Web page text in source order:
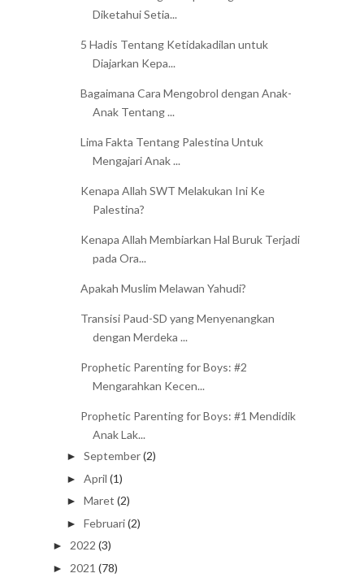
Diketahui Setia...
5 Hadis Tentang Ketidakadilan untuk
Diajarkan Kepa...
Bagaimana Cara Mengobrol dengan Anak-
Anak Tentang ...
Lima Fakta Tentang Palestina Untuk
Mengajari Anak ...
Kenapa Allah SWT Melakukan Ini Ke
Palestina?
Kenapa Allah Membiarkan Hal Buruk Terjadi
pada Ora...
Apakah Muslim Melawan Yahudi?
Transisi Paud-SD yang Menyenangkan
dengan Merdeka ...
Prophetic Parenting for Boys: #2
Mengarahkan Kecen...
Prophetic Parenting for Boys: #1 Mendidik
Anak Lak...
► September(2)
► April (1)
► Maret (2)
► Februari(2)
► 2022 (3)
► 2021 (78)